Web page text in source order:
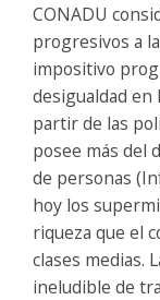
CONADU
progresivos a
impositivo
desigualdad en
partir de las
posee más del
de personas
hoy los
riqueza que el
clases medias.
ineludible de